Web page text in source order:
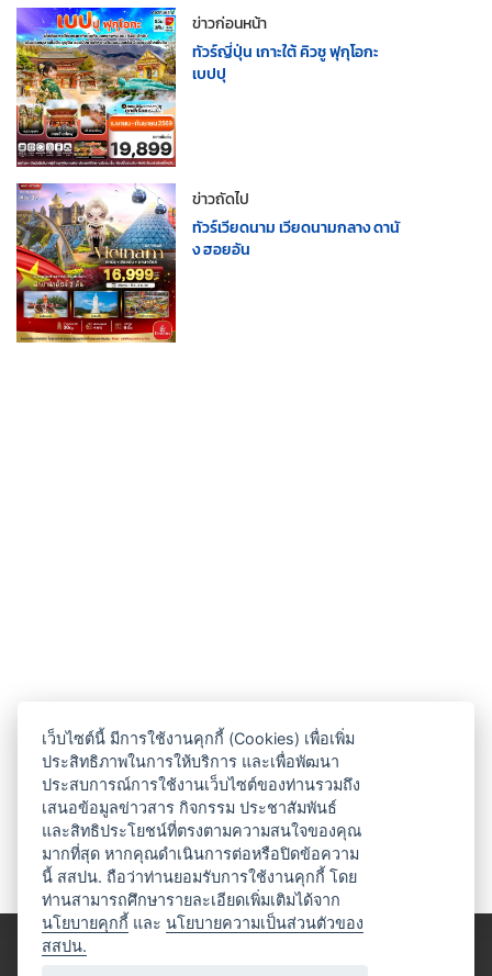
ข่าวก่อนหน้า
ทัวร์ญี่ปุ่น เกาะใต้ คิวชู ฟุกุโอกะ
เบปปุ
ข่าวถัดไป
ทัวร์เวียดนาม เวียดนามกลาง ดานั
ง ฮอยอัน
เว็บไซต์นี้ มีการใช้งานคุกกี้ (Cookies) เพื่อเพิ่ม
ประสิทธิภาพในการให้บริการ และเพื่อพัฒนา
ประสบการณ์การใช้งานเว็บไซต์ของท่านรวมถึง
เสนอข้อมูลข่าวสาร กิจกรรม ประชาสัมพันธ์
และสิทธิประโยชน์ที่ตรงตามความสนใจของคุณ
มากที่สุด หากคุณดำเนินการต่อหรือปิดข้อความ
นี้ สสปน. ถือว่าท่านยอมรับการใช้งานคุกกี้ โดย
ท่านสามารถศึกษารายละเอียดเพิ่มเติมได้จาก
นโยบายคุกกี้ และนโยบายความเป็นส่วนตัวของ
สสปน.